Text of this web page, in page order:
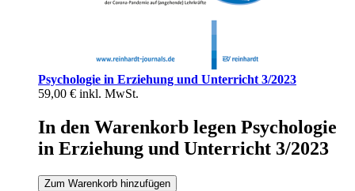
Psychologie in Erziehung und Unterricht 3/2023
59,00 € inkl. MwSt.
In den Warenkorb legen Psychologie
in Erziehung und Unterricht 3/2023
Zum Warenkorb hinzufügen